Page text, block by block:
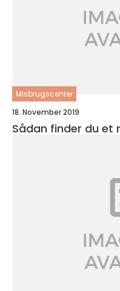
Misbrugscenter
18. November 2019
Sådan finder du et